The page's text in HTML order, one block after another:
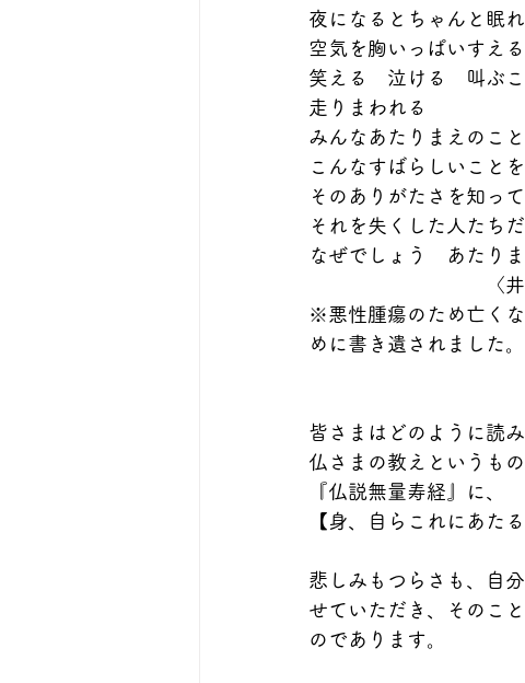
夜になるとちゃんと眠
空気を胸いっぱいすえる
笑える　泣ける　叫ぶ
走りまわれる
みんなあたりまえのこと
こんなすばらしいこと
そのありがたさを知っ
それを失くした人たち
なぜでしょう　あたりま
〈井村和清
※悪性腫瘍のため亡く
めに書き遺されました。
皆さまはどのように読
仏さまの教えというも
『仏説無量寿経』に、
【身、自らこれにあた
悲しみもつらさも、自
せていただき、そのこ
のであります。